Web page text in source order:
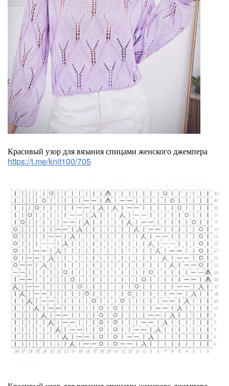
Красивый узор для вязания спицами женского джемпера
https://t.me/knit100/705